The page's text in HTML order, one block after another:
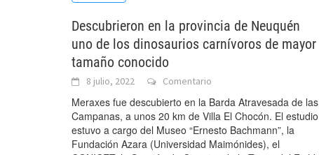
Descubrieron en la provincia de Neuquén
uno de los dinosaurios carnívoros de mayor
tamaño conocido
8 julio, 2022 Comentario
Meraxes fue descubierto en la Barda Atravesada de las
Campanas, a unos 20 km de Villa El Chocón. El estudio
estuvo a cargo del Museo “Ernesto Bachmann”, la
Fundación Azara (Universidad Maimónides), el